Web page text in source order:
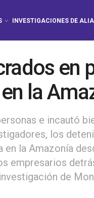
INVESTIGACIONES DE
en
la
e incautó
los
la Amazonía
empresarios
de